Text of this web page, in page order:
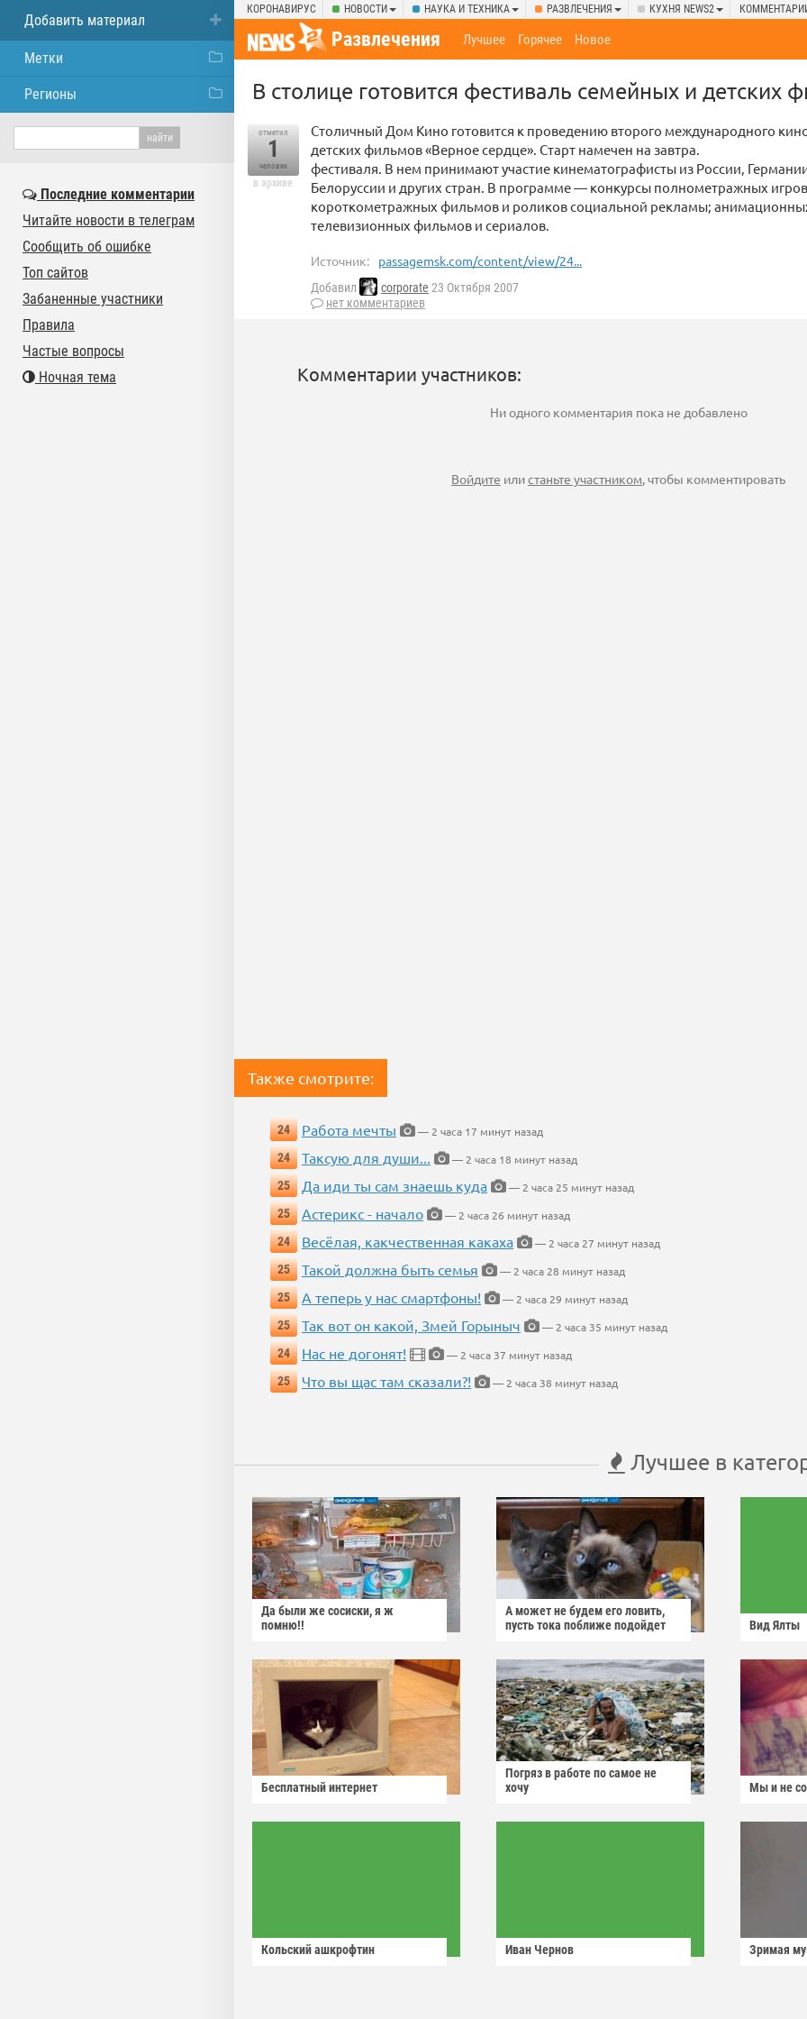
КОРОНАВИРУС НОВОСТИ НАУКА И ТЕХНИКА РАЗВЛЕЧЕНИЯ КУХНЯ NEWS2
Развлечения Лучшее Горячее Новое
В столице готовится фестиваль семейных и детских
отметил
1
человек
в архиве
Столичный Дом Кино готовится к проведению второго международного
детских фильмов «Верное сердце». Старт намечен на завтра.
фестиваля. В нем принимают участие кинематографисты из России,
Белоруссии и других стран. В программе — конкурсы полнометражных
короткометражных фильмов и роликов социальной рекламы;
телевизионных фильмов и сериалов.
Источник: passagemsk.com/content/view/24...
Добавил corporate 23 Октября 2007
нет комментариев
Комментарии участников:
Ни одного комментария пока не добавлено
Войдите илистаньте участником, чтобы комментировать
Также смотрите:
24 Работа мечты
— 2 часа 17 минут назад
24
Таксую для души...
— 2 часа 18 минут назад
25
Да иди ты сам знаешь куда
— 2 часа 25 минут назад
25
Астерикс - начало
— 2 часа 26 минут назад
24
Весёлая, какчественная какаха
— 2 часа 27 минут назад
25
Такой должна быть семья
— 2 часа 28 минут назад
25
А теперь у нас смартфоны!
— 2 часа 29 минут назад
25
Так вот он какой, Змей Горыныч
— 2 часа 35 минут назад
24
Нас не догонят!
— 2 часа 37 минут назад
25
Что вы щас там сказали?! — 2 часа 38 минут назад
Лучшее в
Да были же сосиски, я ж
помню!!
А может не будем его ловить,
пусть тока поближе подойдет
Вид Ялты
Бесплатный интернет
Погряз в работе по самое не
хочу
Мы и не
Кольский ашкрофтин Иван Чернов Зримая
Добавить материал
Метки
Регионы
Последние комментарии
Читайте новости в телеграм
Сообщить об ошибке
Топ сайтов
Забаненные участники
Правила
Частые вопросы
Ночная тема